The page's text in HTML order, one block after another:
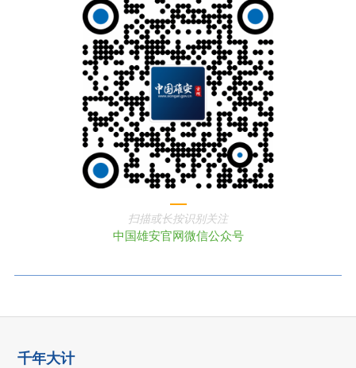
扫描或长按识别关注
中国雄安官网微信公众号
千年大计